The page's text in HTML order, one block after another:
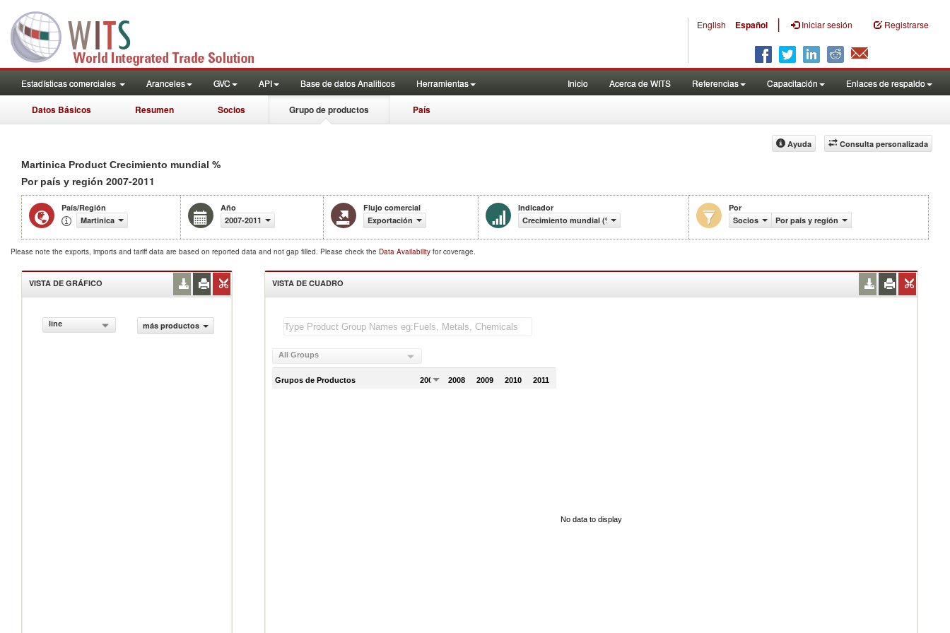
English Español | Iniciar sesión Registrarse
Estadísticas comerciales Aranceles GVC API Base de datos Analiticos Herramientas Inicio Acerca de WITS Referencias Capacitación Enlaces de respaldo
Datos Básicos Resumen Socios Grupo de productos País
Consulta personalizada
Ayuda
Martinica Product Crecimiento mundial %
Por país y región 2007-2011
País/Región
Martinica
Año
2007-2011
Flujo comercial
Exportación
Indicador
Crecimiento mundial (%)
Por
Socios
Por país y región
Please note the exports, imports and tariff data are based on reported data and not gap filled. Please check the Data Availability for coverage.
VISTA DE GRÁFICO
line más productos
VISTA DE CUADRO
All Groups
Grupos de Productos 2007 2008 2009 2010 2011
No data to display